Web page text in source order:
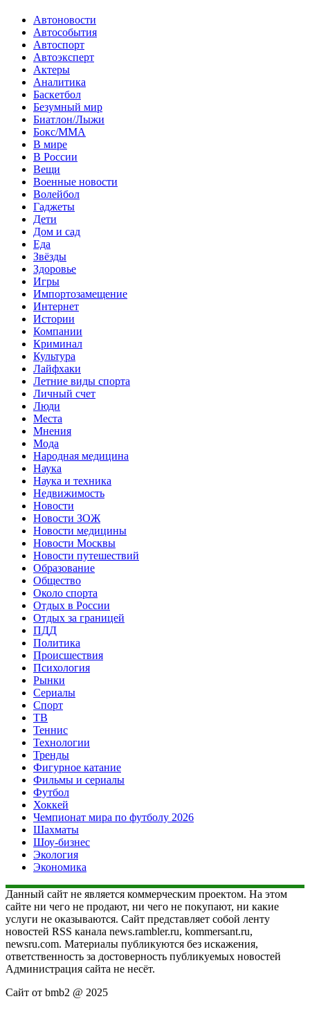
Автоновости
Автособытия
Автоспорт
Автоэксперт
Актеры
Аналитика
Баскетбол
Безумный мир
Биатлон/Лыжи
Бокс/MMA
В мире
В России
Вещи
Военные новости
Волейбол
Гаджеты
Дети
Дом и сад
Еда
Звёзды
Здоровье
Игры
Импортозамещение
Интернет
Истории
Компании
Криминал
Культура
Лайфхаки
Летние виды спорта
Личный счет
Люди
Места
Мнения
Мода
Народная медицина
Наука
Наука и техника
Недвижимость
Новости
Новости ЗОЖ
Новости медицины
Новости Москвы
Новости путешествий
Образование
Общество
Около спорта
Отдых в России
Отдых за границей
ПДД
Политика
Происшествия
Психология
Рынки
Сериалы
Спорт
ТВ
Теннис
Технологии
Тренды
Фигурное катание
Фильмы и сериалы
Футбол
Хоккей
Чемпионат мира по футболу 2026
Шахматы
Шоу-бизнес
Экология
Экономика
Данный сайт не является коммерческим проектом. На этом
сайте ни чего не продают, ни чего не покупают, ни какие
услуги не оказываются. Сайт представляет собой ленту
новостей RSS канала news.rambler.ru, kommersant.ru,
newsru.com. Материалы публикуются без искажения,
ответственность за достоверность публикуемых новостей
Администрация сайта не несёт.
Сайт от bmb2 @ 2025